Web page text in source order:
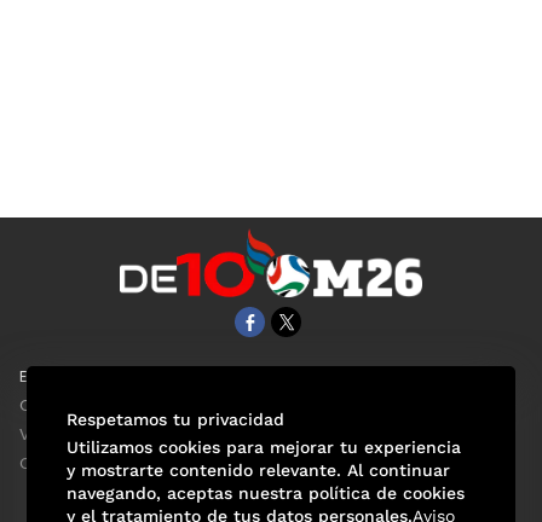
EL UNIVERSAL
Clase
ViveUSA
Confabulario
Respetamos tu privacidad
Utilizamos cookies para mejorar tu experiencia
y mostrarte contenido relevante. Al continuar
navegando, aceptas nuestra política de cookies
y el tratamiento de tus datos personales.Aviso